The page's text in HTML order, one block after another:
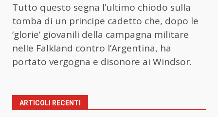
Tutto questo segna l’ultimo chiodo sulla
tomba di un principe cadetto che, dopo le
‘glorie’ giovanili della campagna militare
nelle Falkland contro l’Argentina, ha
portato vergogna e disonore ai Windsor.
ARTICOLI RECENTI